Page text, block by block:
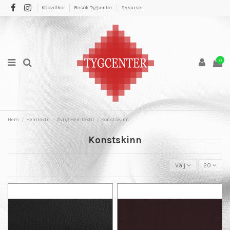
Köpvillkor Besök Tygcenter Sykurser
0
Hem Hemtextil Övrig Hemtextil Konstskinn
Konstskinn
Välj 20